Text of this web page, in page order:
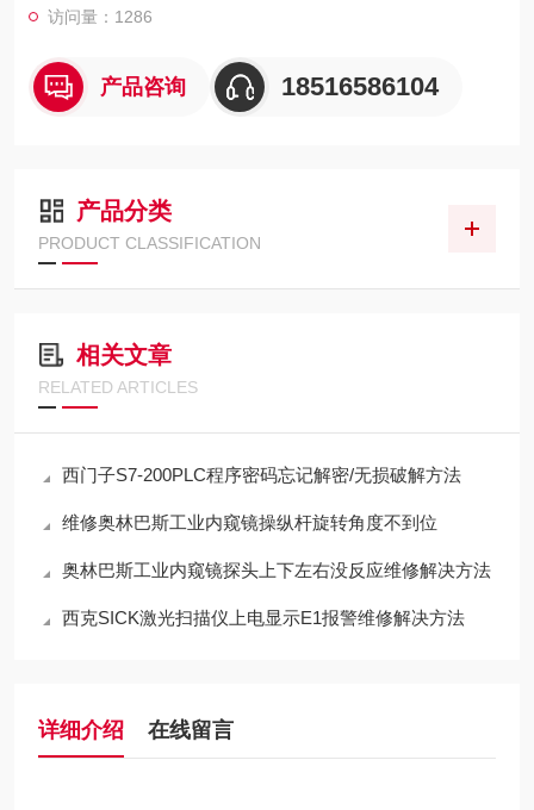
访问量：1286
产品咨询 18516586104
产品分类
PRODUCT CLASSIFICATION
相关文章
RELATED ARTICLES
西门子S7-200PLC程序密码忘记解密/无损破解方法
维修奥林巴斯工业内窥镜操纵杆旋转角度不到位
奥林巴斯工业内窥镜探头上下左右没反应维修解决方法
西克SICK激光扫描仪上电显示E1报警维修解决方法
详细介绍 在线留言